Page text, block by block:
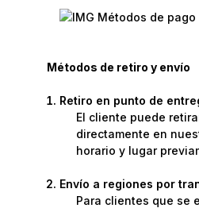
Métodos de retiro y envío
Retiro en punto de
El cliente puede
directamente en
horario y lugar
Envío a regiones por
Para clientes que se